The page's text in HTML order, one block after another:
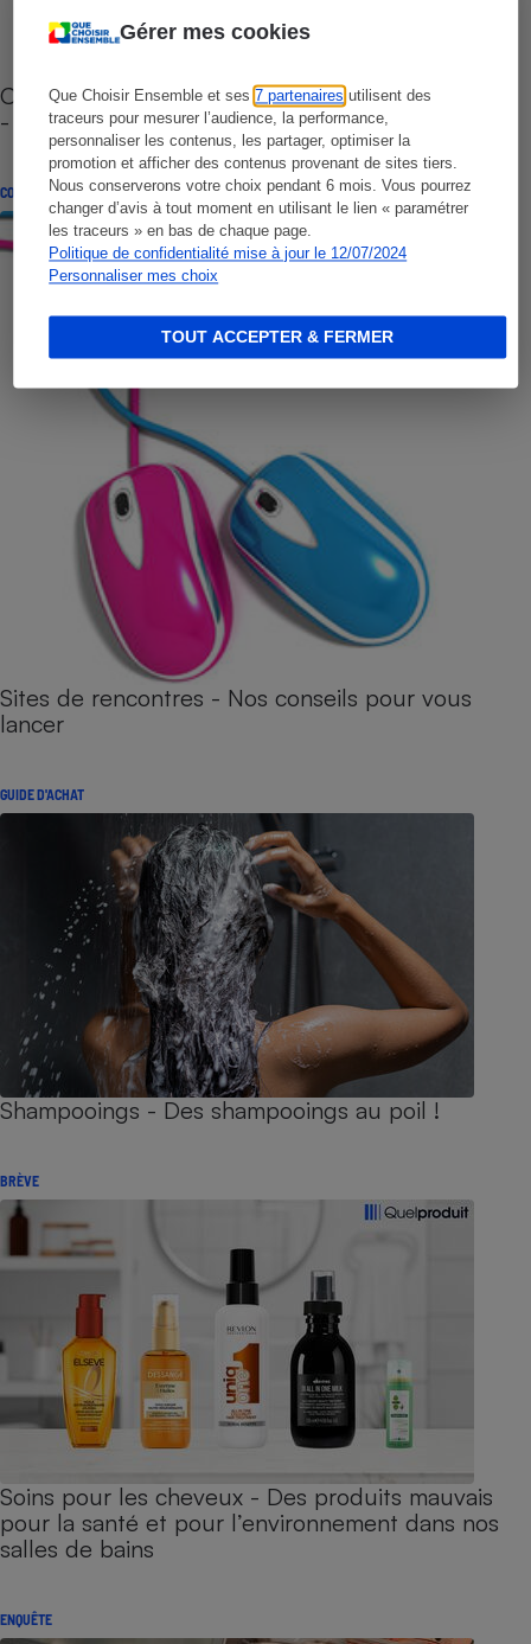
Gérer mes cookies
Que Choisir Ensemble et ses7 partenaires utilisent des
traceurs pour mesurer l’audience, la performance,
personnaliser les contenus, les partager, optimiser la
promotion et afficher des contenus provenant de sites tiers.
Nous conserverons votre choix pendant 6 mois. Vous pourrez
changer d’avis à tout moment en utilisant le lien « paramétrer
les traceurs » en bas de chaque page.
Politique de confidentialité mise à jour le 12/07/2024
Personnaliser mes choix
TOUT ACCEPTER & FERMER
Cafetière à capsules zéro déchet CoffeeB (vidéo)
- Premières impressions
CONSEILS
Sites de rencontres - Nos conseils pour vous
lancer
GUIDE D'ACHAT
Shampooings - Des shampooings au poil !
BRÈVE
Soins pour les cheveux - Des produits mauvais
pour la santé et pour l’environnement dans nos
salles de bains
ENQUÊTE